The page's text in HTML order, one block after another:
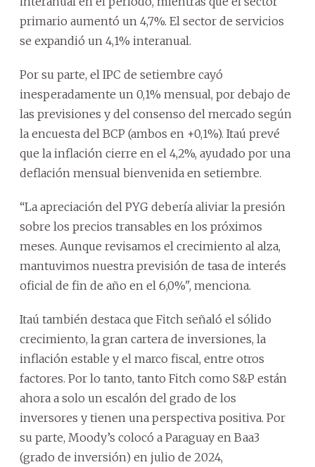
primario aumentó un 4,7%. El sector de servicios
se expandió un 4,1% interanual.
Por su parte, el IPC de setiembre cayó
inesperadamente un 0,1% mensual, por debajo de
las previsiones y del consenso del mercado según
la encuesta del BCP (ambos en +0,1%). Itaú prevé
que la inflación cierre en el 4,2%, ayudado por una
deflación mensual bienvenida en setiembre.
“La apreciación del PYG debería aliviar la presión
sobre los precios transables en los próximos
meses. Aunque revisamos el crecimiento al alza,
mantuvimos nuestra previsión de tasa de interés
oficial de fin de año en el 6,0%", menciona.
Itaú también destaca que Fitch señaló el sólido
crecimiento, la gran cartera de inversiones, la
inflación estable y el marco fiscal, entre otros
factores. Por lo tanto, tanto Fitch como S&P están
ahora a solo un escalón del grado de los
inversores y tienen una perspectiva positiva. Por
su parte, Moody’s colocó a Paraguay en Baa3
(grado de inversión) en julio de 2024,